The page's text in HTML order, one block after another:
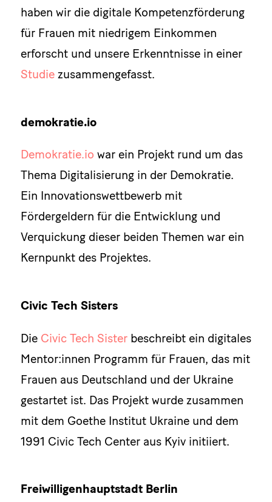
haben wir die digitale Kompetenzförderung
für Frauen mit niedrigem Einkommen
erforscht und unsere Erkenntnisse in einer
Studiezusammengefasst.
demokratie.io
Demokratie.io war ein Projekt rund um das
Thema Digitalisierung in der Demokratie.
Ein Innovationswettbewerb mit
Fördergeldern für die Entwicklung und
Verquickung dieser beiden Themen war ein
Kernpunkt des Projektes.
Civic Tech Sisters
Die Civic Tech Sister beschreibt ein digitales
Mentor:innen Programm für Frauen, das mit
Frauen aus Deutschland und der Ukraine
gestartet ist. Das Projekt wurde zusammen
mit dem Goethe Institut Ukraine und dem
1991 Civic Tech Center aus Kyiv initiiert.
Freiwilligenhauptstadt Berlin